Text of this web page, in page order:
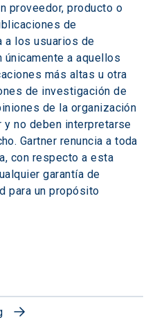
proveedor, producto o
de
a los usuarios de
a aquellos
más altas u otra
de investigación de
de la organización
y no deben interpretarse
Gartner renuncia a toda
con respecto a esta
garantía de
para un propósito